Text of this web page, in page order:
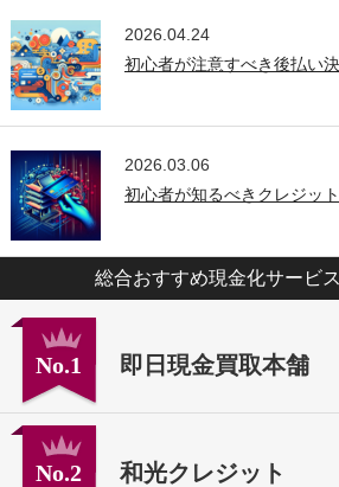
2026.04.24
初心者が注意すべき後払い
2026.03.06
初心者が知るべきクレジッ
総合おすすめ現金化サービ
No.1 即日現金買取本舗
No.2 和光クレジット